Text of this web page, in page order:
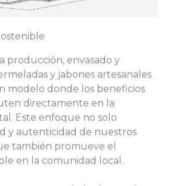
producción, envasado y
y jabones artesanales
modelo donde los beneficios
directamente en la
Este enfoque no solo
y autenticidad de nuestros
también promueve el
en la comunidad local.